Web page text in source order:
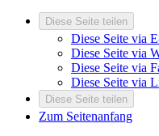
Diese Seite teilen
Diese Seite via
Diese Seite via
Diese Seite via
Diese Seite via
Diese Seite teilen
Zum Seitenanfang